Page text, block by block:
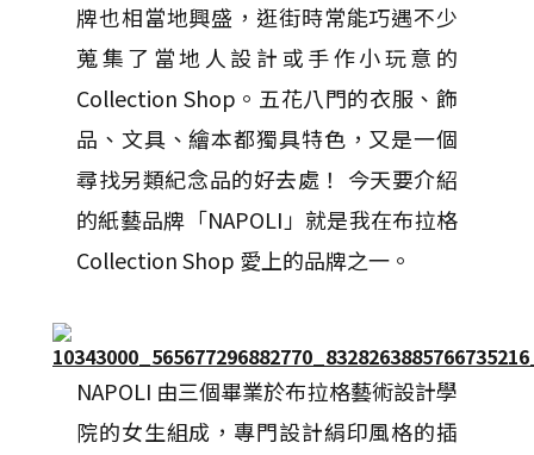
牌也相當地興盛，逛街時常能巧遇不少
蒐集了當地人設計或手作小玩意的
Collection Shop。五花八門的衣服、飾
品、文具、繪本都獨具特色，又是一個
尋找另類紀念品的好去處！ 今天要介紹
的紙藝品牌「NAPOLI」就是我在布拉格
Collection Shop 愛上的品牌之一。
NAPOLI 由三個畢業於布拉格藝術設計學
院的女生組成，專門設計絹印風格的插